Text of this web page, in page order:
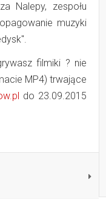
Nalepy, zespołu
muzyki
filmiki ? nie
MP4) trwające
do 23.09.2015